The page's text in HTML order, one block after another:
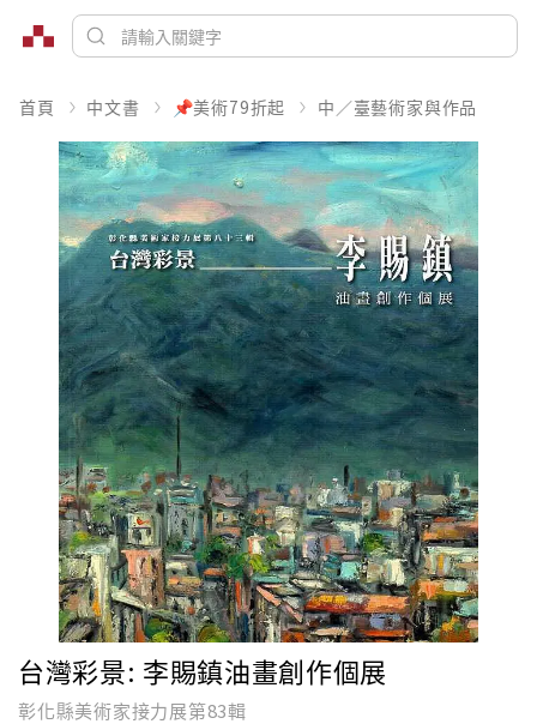
首頁 中文書 📌美術79折起 中／臺藝術家與作品
台灣彩景: 李賜鎮油畫創作個展
彰化縣美術家接力展第83輯